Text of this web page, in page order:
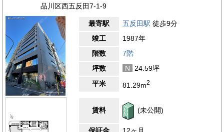
品川区西五反田7-1-9
最寄駅 五反田駅 徒歩9分
竣工
1987年
階数
7階
坪数
N
24.59坪
平米
81.29m2
賃料 (未公開)